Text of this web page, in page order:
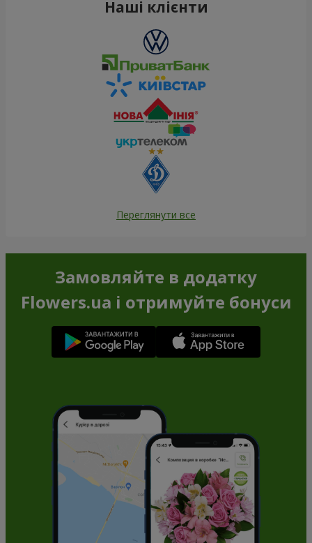
Наші клієнти
Переглянути все
Замовляйте в додатку
Flowers.ua і отримуйте бонуси